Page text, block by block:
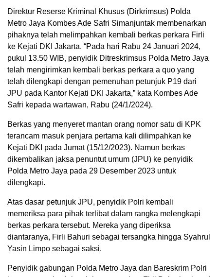
Direktur Reserse Kriminal Khusus (Dirkrimsus) Polda
Metro Jaya Kombes Ade Safri Simanjuntak membenarkan
pihaknya telah melimpahkan kembali berkas perkara Firli
ke Kejati DKI Jakarta. “Pada hari Rabu 24 Januari 2024,
pukul 13.50 WIB, penyidik Ditreskrimsus Polda Metro Jaya
telah mengirimkan kembali berkas perkara a quo yang
telah dilengkapi dengan pemenuhan petunjuk P19 dari
JPU pada Kantor Kejati DKI Jakarta,” kata Kombes Ade
Safri kepada wartawan, Rabu (24/1/2024).
Berkas yang menyeret mantan orang nomor satu di KPK
terancam masuk penjara pertama kali dilimpahkan ke
Kejati DKI pada Jumat (15/12/2023). Namun berkas
dikembalikan jaksa penuntut umum (JPU) ke penyidik
Polda Metro Jaya pada 29 Desember 2023 untuk
dilengkapi.
Atas dasar petunjuk JPU, penyidik Polri kembali
memeriksa para pihak terlibat dalam rangka melengkapi
berkas perkara tersebut. Mereka yang diperiksa
diantaranya, Firli Bahuri sebagai tersangka hingga Syahrul
Yasin Limpo sebagai saksi.
Penyidik gabungan Polda Metro Jaya dan Bareskrim Polri